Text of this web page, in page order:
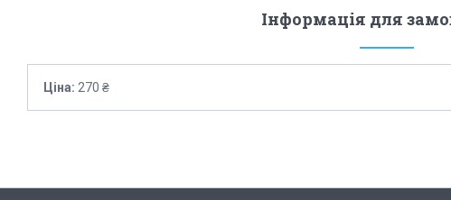
Інформація для
Ціна: 270 ₴